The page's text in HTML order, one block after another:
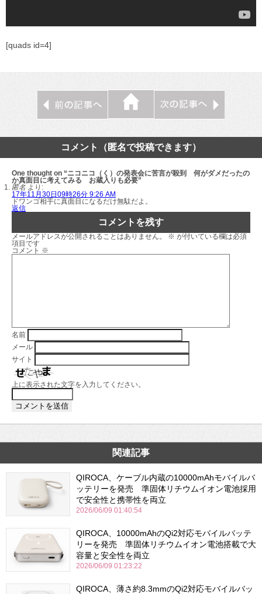
[quads id=4]
コメント（匿名で投稿できます）
One thought on “ニコニコ（く）の発表会に苦言が殺到 何がダメだったの
か真面目に考えてみる お蔵入りも必要”
匿名 より:
17年11月30日09時26分 9:26 AM
ドワンゴ相手に真面目になるだけ無駄だよ。
返信
コメントを残す
メールアドレスが公開されることはありません。 ※ が付いている欄は必須
項目です
コメント ※
名前
メール
サイト
上に表示された文字を入力してください。
関連記事
QIROCA、ケーブル内蔵の10000mAhモバイルバ
ッテリーを発売 準固体リチウムイオン電池採用
で安全性と携帯性を両立
2026/06/09 01:40:54
QIROCA、10000mAhのQi2対応モバイルバッテ
リーを発売 準固体リチウムイオン電池搭載で大
容量と安全性を両立
2026/06/09 01:23:22
QIROCA、薄さ約8.3mmのQi2対応モバイルバッ